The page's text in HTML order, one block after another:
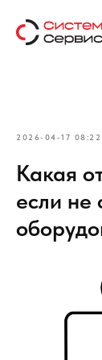
2026-04-17 08:22
Какая
если не